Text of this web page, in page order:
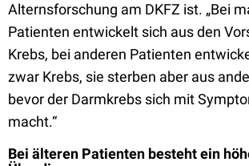
Alternsforschung am DKFZ ist. „Bei
Patienten entwickelt sich aus den
Krebs, bei anderen Patienten
zwar Krebs, sie sterben aber aus
bevor der Darmkrebs sich mit
macht.“
Bei älteren Patienten besteht ein